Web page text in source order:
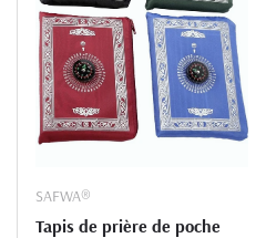
SAFWA®
Tapis de prière de poche